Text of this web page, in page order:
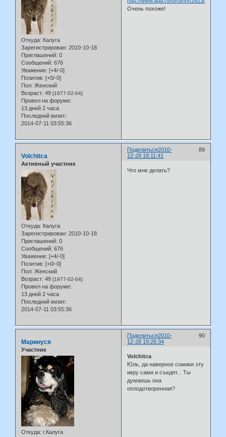
Откуда: Калуга
Зарегистрирован: 2010-10-18
Приглашений: 0
Сообщений: 676
Уважение: [+4/-0]
Позитив: [+0/-0]
Пол: Женский
Возраст: 49 [1977-02-04]
Провел на форуме:
13 дней 2 часа
Последний визит:
2014-07-11 03:55:36
Очень похоже!
Поделиться 89
2010-
12-28 18:11:41
Volchitca
Активный участник
Откуда: Калуга
Зарегистрирован: 2010-10-18
Приглашений: 0
Сообщений: 676
Уважение: [+4/-0]
Позитив: [+0/-0]
Пол: Женский
Возраст: 49 [1977-02-04]
Провел на форуме:
13 дней 2 часа
Последний визит:
2014-07-11 03:55:36
Что мне делать?
Поделиться 90
2010-
12-28 19:26:34
Маринуся
Участник
Откуда: г.Калуга
Volchitca
Юль, да наверное сомики эту
икру сами и съедят... Ты
думаешь она
оплодотворенная?